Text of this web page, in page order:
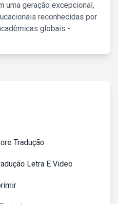
uma geração excepcional,
reconhecidas por
globais -
Tradução
Letra E Video